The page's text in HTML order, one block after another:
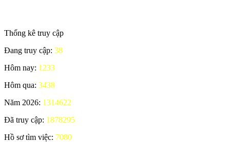
Thống kê truy cập
Đang truy cập: 38
Hôm nay: 1233
Hôm qua: 3438
Năm 2026: 1314622
Đã truy cập: 1878295
Hồ sơ tìm việc: 7080